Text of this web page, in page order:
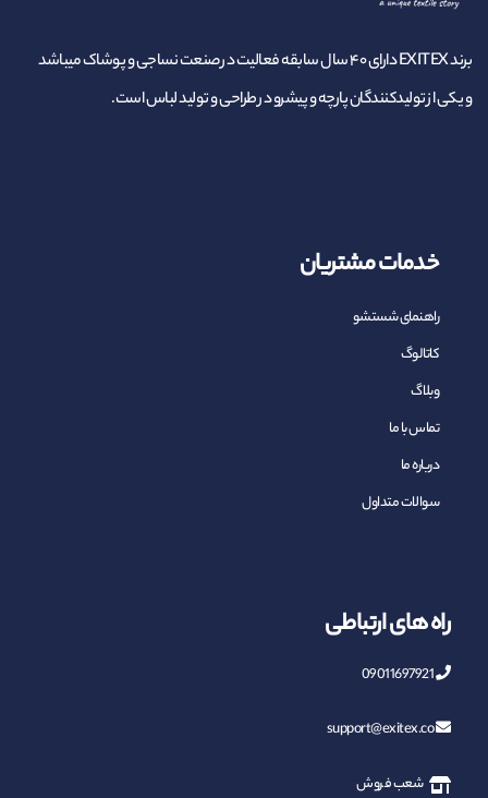
برند EXITEX دارای ۴۰ سال سابقه فعالیت در صنعت نساجی و پوشاک میباشد
و یکی از تولیدکنندگان پارچه و پیشرو در طراحی و تولید لباس است.
خدمات مشتریان
راهنمای شستشو
کاتالوگ
وبلاگ
تماس با ما
درباره ما
سوالات متداول
راه های ارتباطی
support@exitex.co
شعب فروش